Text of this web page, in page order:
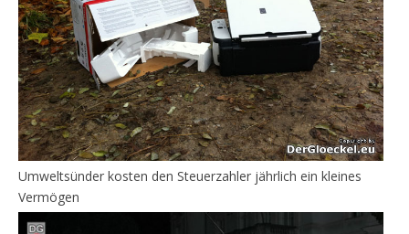
Umweltsünder kosten den Steuerzahler jährlich ein kleines
Vermögen